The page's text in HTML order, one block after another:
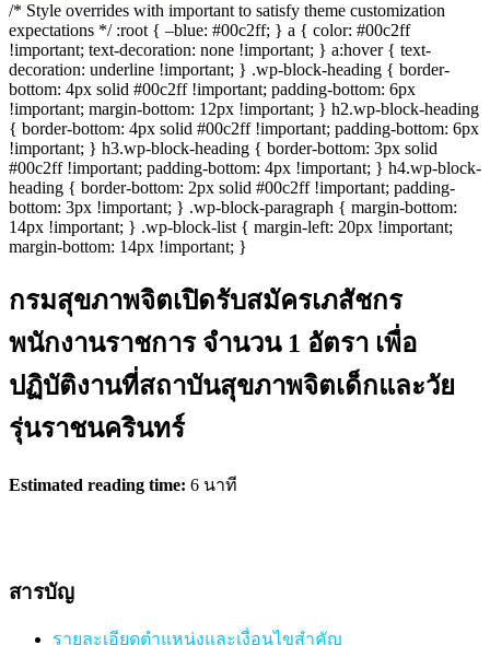
/* Style overrides with important to satisfy theme customization
expectations */ :root { –blue: #00c2ff; } a { color: #00c2ff
!important; text-decoration: none !important; } a:hover { text-
decoration: underline !important; } .wp-block-heading { border-
bottom: 4px solid #00c2ff !important; padding-bottom: 6px
!important; margin-bottom: 12px !important; } h2.wp-block-heading
{ border-bottom: 4px solid #00c2ff !important; padding-bottom: 6px
!important; } h3.wp-block-heading { border-bottom: 3px solid
#00c2ff !important; padding-bottom: 4px !important; } h4.wp-block-
heading { border-bottom: 2px solid #00c2ff !important; padding-
bottom: 3px !important; } .wp-block-paragraph { margin-bottom:
14px !important; } .wp-block-list { margin-left: 20px !important;
margin-bottom: 14px !important; }
กรมสุขภาพจิตเปิดรับสมัครเภสัชกร
พนักงานราชการ จำนวน 1 อัตรา เพื่อ
ปฏิบัติงานที่สถาบันสุขภาพจิตเด็กและวัย
รุ่นราชนครินทร์
Estimated reading time: 6 นาที
สารบัญ
รายละเอียดตำแหน่งและเงื่อนไขสำคัญ